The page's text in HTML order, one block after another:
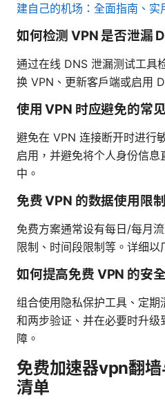
建自己的机场：全面指南、实
如何检测 VPN 是否泄漏
通过在线 DNS 泄漏测试工具
换 VPN、更新客户端或启用
使用 VPN 时应避免的常
避免在 VPN 连接断开时进行
启用，并避免将个人身份信
中。
免费 VPN 的数据使用限
免费方案通常设有每日/每月
限制、时间段限制等。详细以
如何提高免费 VPN 的安
组合使用隐私保护工具、定
和两步验证、并在必要时升
障。
免费加速器vpn翻
清单